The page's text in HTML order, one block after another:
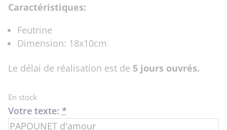
Caractéristiques:
Feutrine
Dimension: 18x10cm
Le délai de réalisation est de 5 jours ouvrés.
En stock
Votre texte: *